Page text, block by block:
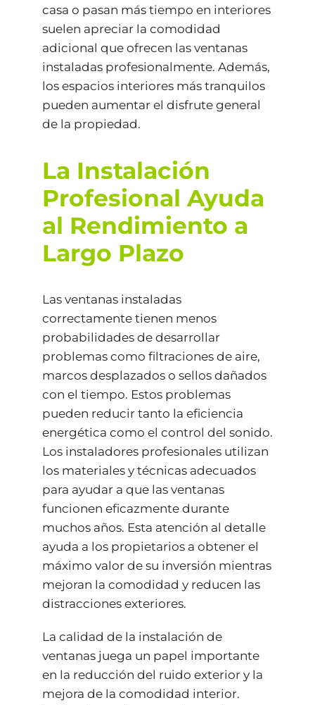
casa o pasan más tiempo en interiores
suelen apreciar la comodidad
adicional que ofrecen las ventanas
instaladas profesionalmente. Además,
los espacios interiores más tranquilos
pueden aumentar el disfrute general
de la propiedad.
La Instalación
Profesional Ayuda
al Rendimiento a
Largo Plazo
Las ventanas instaladas
correctamente tienen menos
probabilidades de desarrollar
problemas como filtraciones de aire,
marcos desplazados o sellos dañados
con el tiempo. Estos problemas
pueden reducir tanto la eficiencia
energética como el control del sonido.
Los instaladores profesionales utilizan
los materiales y técnicas adecuados
para ayudar a que las ventanas
funcionen eficazmente durante
muchos años. Esta atención al detalle
ayuda a los propietarios a obtener el
máximo valor de su inversión mientras
mejoran la comodidad y reducen las
distracciones exteriores.
La calidad de la instalación de
ventanas juega un papel importante
en la reducción del ruido exterior y la
mejora de la comodidad interior.